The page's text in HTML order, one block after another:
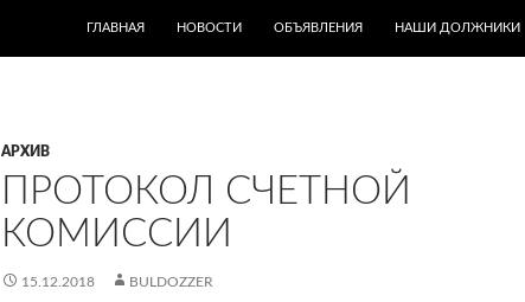
ГЛАВНАЯ
НОВОСТИ ОБЪЯВЛЕНИЯ НАШИ ДОЛЖНИКИ
АРХИВ
ПРОТОКОЛ СЧЕТНОЙ
КОМИССИИ
15.12.2018 BULDOZZER